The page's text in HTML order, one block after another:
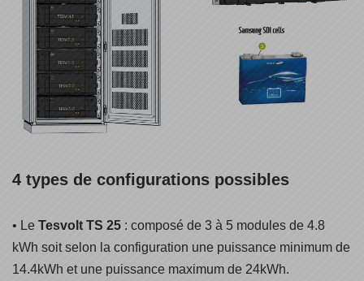
4 types de configurations possibles
• Le Tesvolt TS 25 : composé de 3 à 5 modules de 4.8
kWh soit selon la configuration une puissance minimum de
14.4kWh et une puissance maximum de 24kWh.